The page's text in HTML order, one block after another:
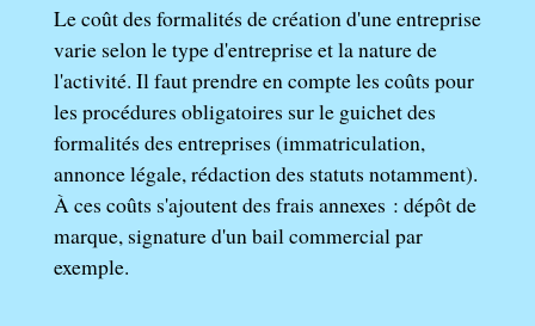
Le coût des formalités de création d'une entreprise
varie selon le type d'entreprise et la nature de
l'activité. Il faut prendre en compte les coûts pour
les procédures obligatoires sur le guichet des
formalités des entreprises (immatriculation,
annonce légale, rédaction des statuts notamment).
À ces coûts s'ajoutent des frais annexes : dépôt de
marque, signature d'un bail commercial par
exemple.